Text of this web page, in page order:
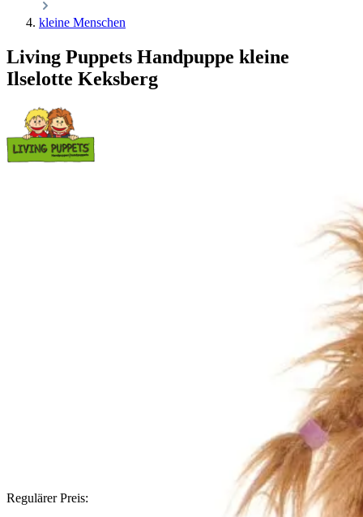
kleine Menschen
Living Puppets Handpuppe kleine
Ilselotte Keksberg
Regulärer Preis: